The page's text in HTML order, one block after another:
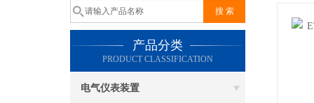
产品分类
PRODUCT CLASSIFICATION
电气仪表装置